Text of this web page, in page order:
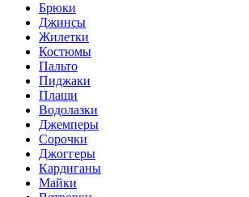
Брюки
Джинсы
Жилетки
Костюмы
Пальто
Пиджаки
Плащи
Водолазки
Джемперы
Сорочки
Джоггеры
Кардиганы
Майки